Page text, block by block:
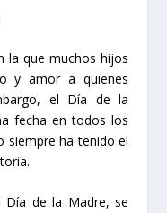
la que muchos hijos
y amor a quienes
el Día de la
fecha en todos los
siempre ha tenido el
Día de la Madre, se